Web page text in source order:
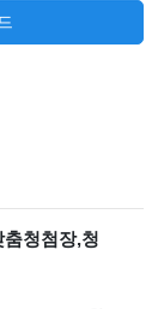
청첨장,청